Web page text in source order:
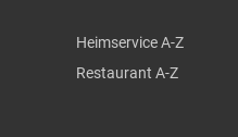
Heimservice A-Z
Restaurant A-Z